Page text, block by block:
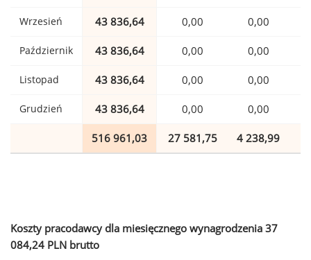
Wrzesień 43 836,64 0,00 0,00
Październik 43 836,64 0,00 0,00
Listopad 43 836,64 0,00 0,00
Grudzień 43 836,64 0,00 0,00
516 961,03 27 581,75 4 238,99
Koszty pracodawcy dla miesięcznego wynagrodzenia 37
084,24 PLN brutto